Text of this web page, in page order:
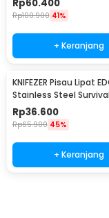
Rp60.400
Rp100.900 41%
+ Keranjang
KNIFEZER Pisau Lipat
Stainless Steel Survival
Outdoor Knife - 440C
Rp36.600
Rp65.900 45%
+ Keranjang